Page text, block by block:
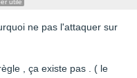
utile
ne pas l'attaquer sur
, ça existe pas . ( le